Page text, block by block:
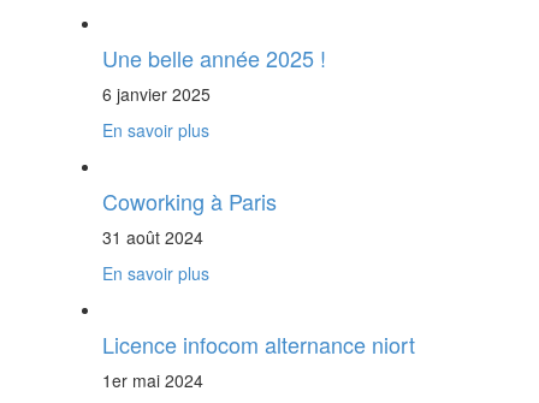
Une belle année 2025 !
6 janvier 2025
En savoir plus
Coworking à Paris
31 août 2024
En savoir plus
Licence infocom alternance niort
1er mai 2024